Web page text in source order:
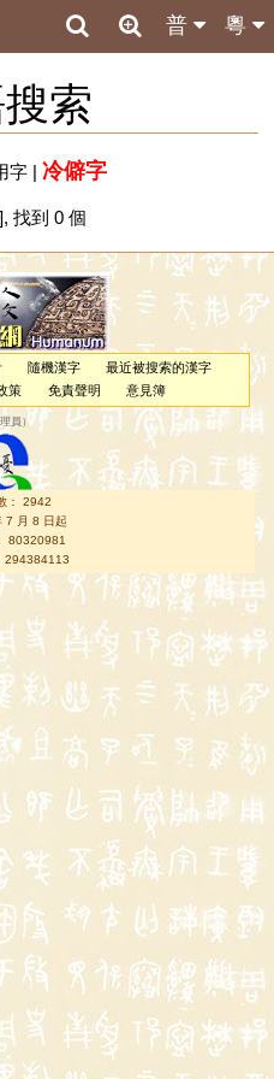
粵
普
索
字| 冷僻字
找到 0 個
隨機漢字
最近被搜索的漢字
策 免責聲明 意見簿
員）
： 2942
7 月 8 日起
80320981
294384113